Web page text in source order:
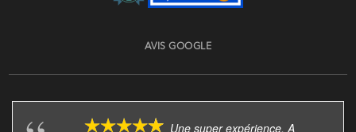
AVIS GOOGLE
Une super expérience. A